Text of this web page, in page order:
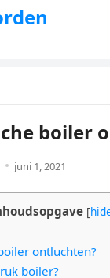
boiler
juni 1, 2021
[
ontluchten?
boiler?